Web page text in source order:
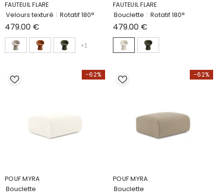
FAUTEUIL FLARE
Velours texturé | Rotatif 180°
479.00 €
+1
FAUTEUIL FLARE
Bouclette | Rotatif 180°
479.00 €
-62%
POUF MYRA
Bouclette
-62%
POUF MYRA
Bouclette